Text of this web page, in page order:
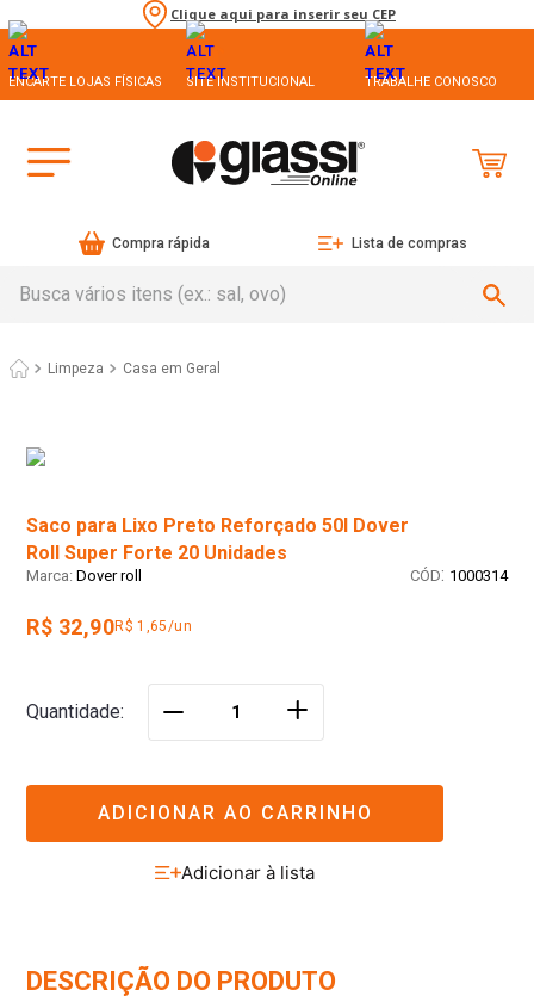
Clique aqui para inserir seu CEP
ENCARTE LOJAS FÍSICAS SITE INSTITUCIONAL TRABALHE CONOSCO
Compra rápida Lista de compras
Limpeza Casa em Geral
Saco para Lixo Preto Reforçado 50l Dover
Roll Super Forte 20 Unidades
Dover roll : 1000314
R$ 32,90R$ 1,65/un
Quantidade ＋
ADICIONAR AO CARRINHO
DESCRIÇÃO DO PRODUTO